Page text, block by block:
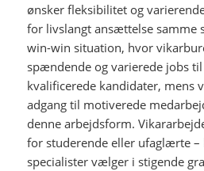
ønsker fleksibilitet og
for livslangt ansættelse samme
win-win situation, hvor
spændende og varierede jobs
kvalificerede kandidater, mens
adgang til motiverede
denne arbejdsform.
for studerende eller ufaglærte –
specialister vælger i stigende